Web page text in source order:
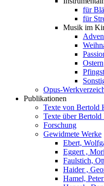
für
für
Musik im
Ostern
Opus-
Publikationen
Texte von Bertold
Texte über Bertold
Forschung
Gewidmete Werke
Ebert,
Eggert ,
Faulstich,
Haider ,
Hamel,